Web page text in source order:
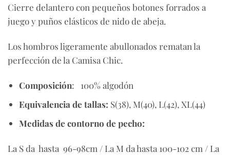
Cierre delantero con pequeños botones forrados a
juego y puños elásticos de nido de abeja.
Los hombros ligeramente abullonados rematan la
perfección de la Camisa Chic.
Composición: 100% algodón
Equivalencia de tallas: S(38), M(40), L(42), XL(44)
Medidas de contorno de pecho:
La S da hasta 96-98cm / La M da hasta 100-102 cm / La